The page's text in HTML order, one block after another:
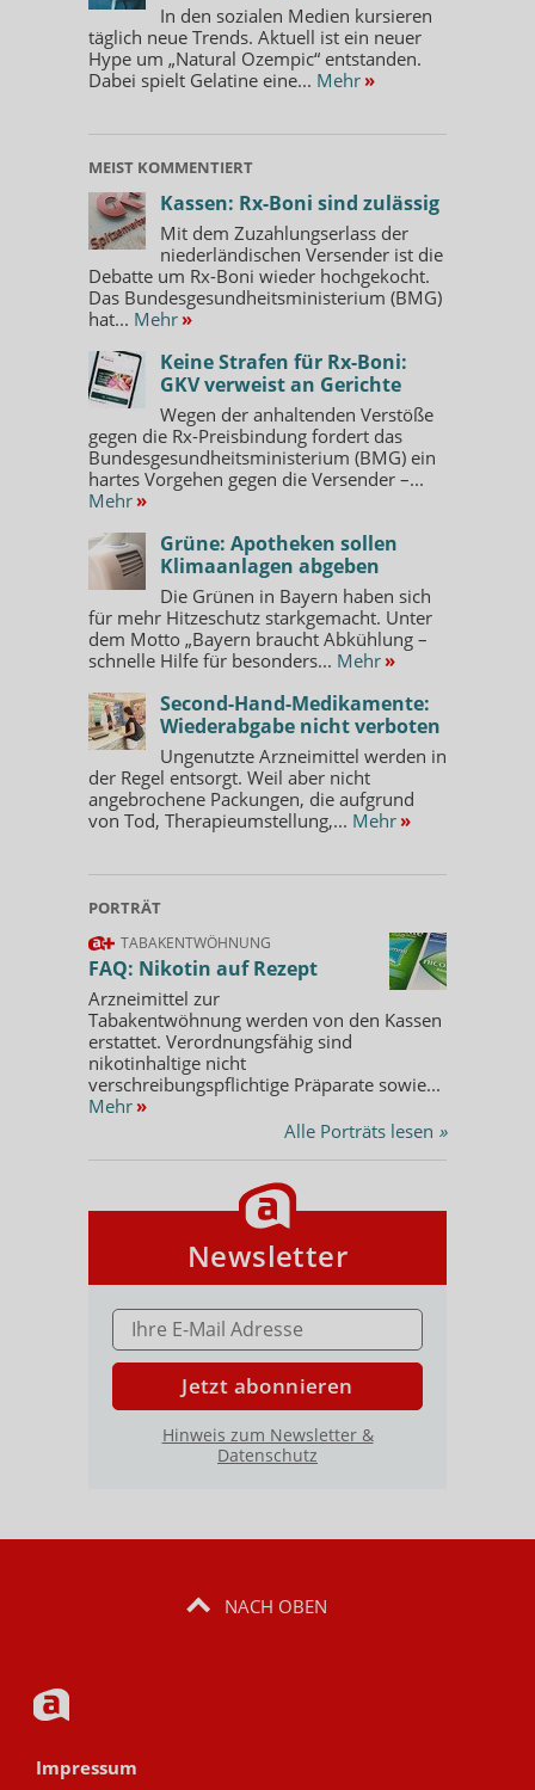
In den sozialen Medien kursieren
täglich neue Trends. Aktuell ist ein neuer
Hype um „Natural Ozempic“ entstanden.
Dabei spielt Gelatine eine... Mehr »
MEIST KOMMENTIERT
Kassen: Rx-Boni sind zulässig
Mit dem Zuzahlungserlass der
niederländischen Versender ist die
Debatte um Rx-Boni wieder hochgekocht.
Das Bundesgesundheitsministerium (BMG)
hat... Mehr »
Keine Strafen für Rx-Boni:
GKV verweist an Gerichte
Wegen der anhaltenden Verstöße
gegen die Rx-Preisbindung fordert das
Bundesgesundheitsministerium (BMG) ein
hartes Vorgehen gegen die Versender –...
Mehr »
Grüne: Apotheken sollen
Klimaanlagen abgeben
Die Grünen in Bayern haben sich
für mehr Hitzeschutz starkgemacht. Unter
dem Motto „Bayern braucht Abkühlung –
schnelle Hilfe für besonders... Mehr »
Second-Hand-Medikamente:
Wiederabgabe nicht verboten
Ungenutzte Arzneimittel werden in
der Regel entsorgt. Weil aber nicht
angebrochene Packungen, die aufgrund
von Tod, Therapieumstellung,... Mehr »
PORTRÄT
TABAKENTWÖHNUNG
FAQ: Nikotin auf Rezept
Arzneimittel zur
Tabakentwöhnung werden von den Kassen
erstattet. Verordnungsfähig sind
nikotinhaltige nicht
verschreibungspflichtige Präparate sowie...
Mehr »
Alle Porträts lesen »
Newsletter
E-MAIL ADRESSE
Jetzt abonnieren
Hinweis zum Newsletter &
Datenschutz
NACH OBEN
Impressum